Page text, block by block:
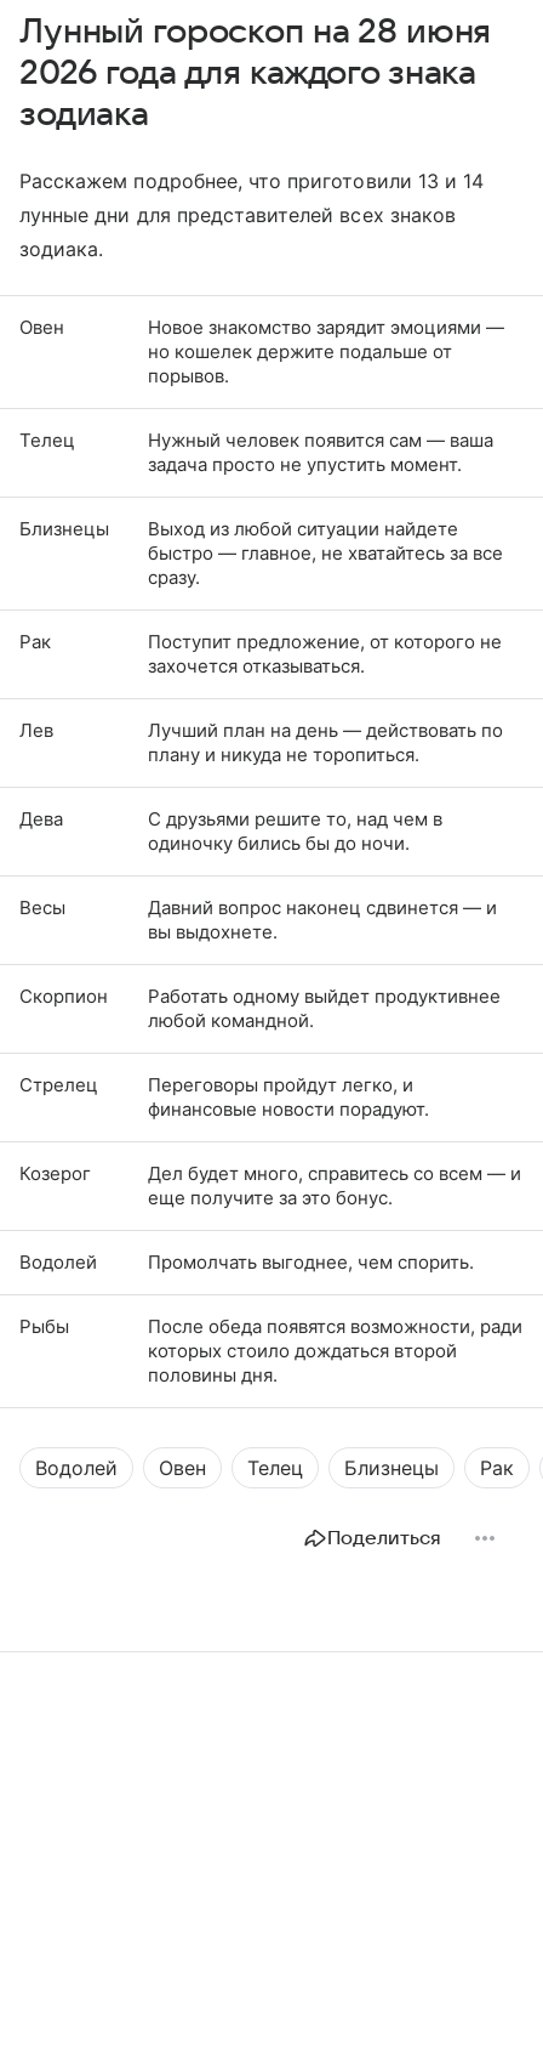
Лунный гороскоп на 28 июня
2026 года для каждого знака
зодиака
Расскажем подробнее, что приготовили 13 и 14
лунные дни для представителей всех знаков
зодиака.
Овен
Новое знакомство зарядит эмоциями —
но кошелек держите подальше от
порывов.
Телец
Нужный человек появится сам — ваша
задача просто не упустить момент.
Близнецы
Выход из любой ситуации найдете
быстро — главное, не хватайтесь за все
сразу.
Рак
Поступит предложение, от которого не
захочется отказываться.
Лев
Лучший план на день — действовать по
плану и никуда не торопиться.
Дева
С друзьями решите то, над чем в
одиночку бились бы до ночи.
Весы
Давний вопрос наконец сдвинется — и
вы выдохнете.
Скорпион
Работать одному выйдет продуктивнее
любой командной.
Стрелец
Переговоры пройдут легко, и
финансовые новости порадуют.
Козерог
Дел будет много, справитесь со всем — и
еще получите за это бонус.
Водолей Промолчать выгоднее, чем спорить.
Рыбы
После обеда появятся возможности, ради
которых стоило дождаться второй
половины дня.
Водолей Овен Телец Близнецы Рак
Поделиться